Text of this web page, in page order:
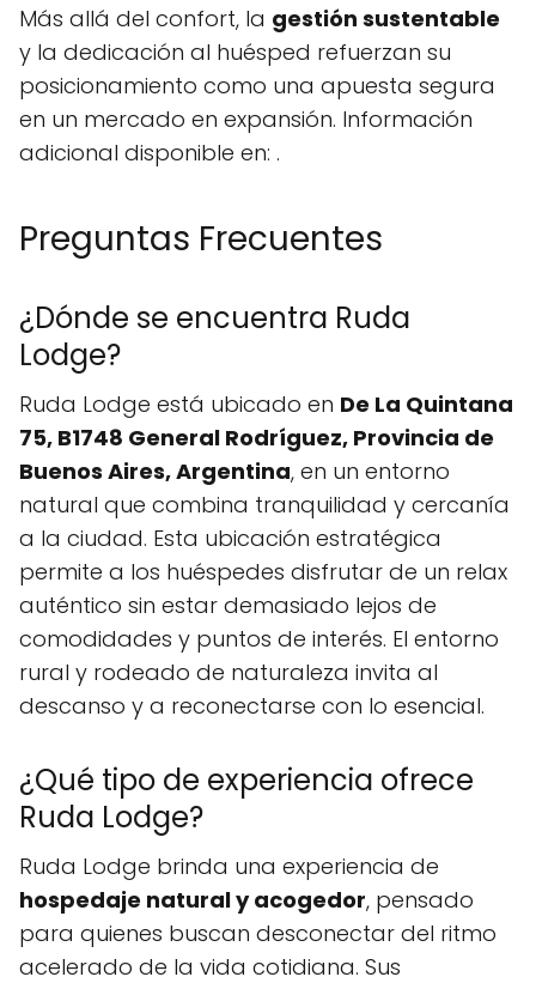
Más allá del confort, la gestión sustentable
y la dedicación al huésped refuerzan su
posicionamiento como una apuesta segura
en un mercado en expansión. Información
adicional disponible en: .
Preguntas Frecuentes
¿Dónde se encuentra Ruda
Lodge?
Ruda Lodge está ubicado en De La Quintana
75, B1748 General Rodríguez, Provincia de
Buenos Aires, Argentina, en un entorno
natural que combina tranquilidad y cercanía
a la ciudad. Esta ubicación estratégica
permite a los huéspedes disfrutar de un relax
auténtico sin estar demasiado lejos de
comodidades y puntos de interés. El entorno
rural y rodeado de naturaleza invita al
descanso y a reconectarse con lo esencial.
¿Qué tipo de experiencia ofrece
Ruda Lodge?
Ruda Lodge brinda una experiencia de
hospedaje natural y acogedor, pensado
para quienes buscan desconectar del ritmo
acelerado de la vida cotidiana. Sus